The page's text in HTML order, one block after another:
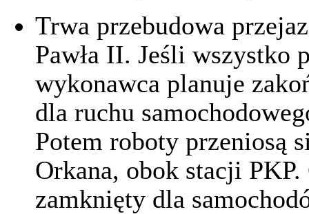
Trwa przebudowa
Pawła II. Jeśli wszystko
wykonawca planuje
dla ruchu
Potem roboty przeniosą
Orkana, obok stacji
zamknięty dla